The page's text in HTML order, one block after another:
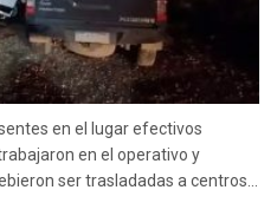
en el lugar efectivos
en el operativo y
ser trasladadas a centros...